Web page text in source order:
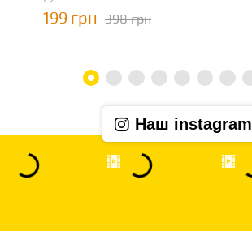
199 грн 398 грн
Наш instagram